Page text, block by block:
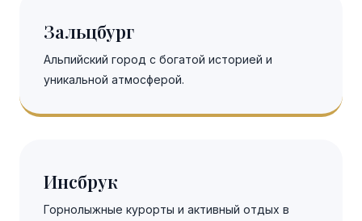
Зальцбург
Альпийский город с богатой историей и
уникальной атмосферой.
Инсбрук
Горнолыжные курорты и активный отдых в